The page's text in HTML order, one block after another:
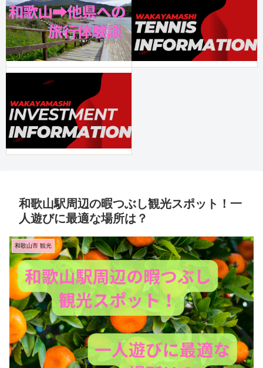
和歌山駅周辺の暇つぶし観光スポット！一
人遊びに最適な場所は？
和歌山市 観光